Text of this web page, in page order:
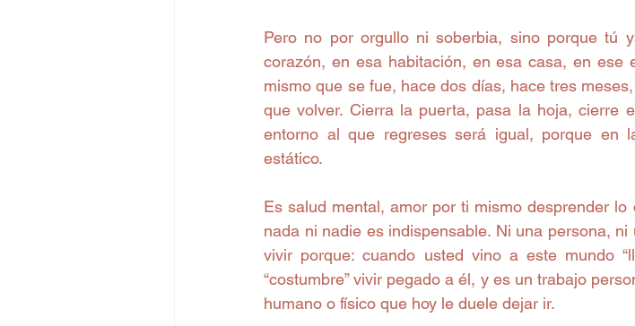
Pero no por orgullo ni soberbia, sino porque tú
corazón, en esa habitación, en esa casa, en ese
mismo que se fue, hace dos días, hace tres
que volver. Cierra la puerta, pasa la hoja, cierre
entorno al que regreses será igual, porque en
estático.
Es salud mental, amor por ti mismo desprender
nada ni nadie es indispensable. Ni una persona,
vivir porque: cuando usted vino a este mundo
“costumbre” vivir pegado a él, y es un trabajo
humano o físico que hoy le duele dejar ir.